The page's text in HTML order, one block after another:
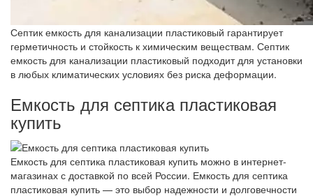
Септик емкость для канализации пластиковый гарантирует
герметичность и стойкость к химическим веществам. Септик
емкость для канализации пластиковый подходит для установки
в любых климатических условиях без риска деформации.
Емкость для септика пластиковая
купить
Емкость для септика пластиковая купить можно в интернет-
магазинах с доставкой по всей России. Емкость для септика
пластиковая купить — это выбор надежности и долговечности